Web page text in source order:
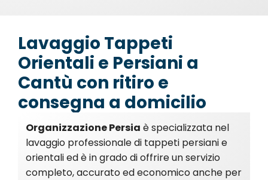
Lavaggio Tappeti
Orientali e Persiani a
Cantù con ritiro e
consegna a domicilio
Organizzazione Persia è specializzata nel
lavaggio professionale di tappeti persiani e
orientali ed è in grado di offrire un servizio
completo, accurato ed economico anche per